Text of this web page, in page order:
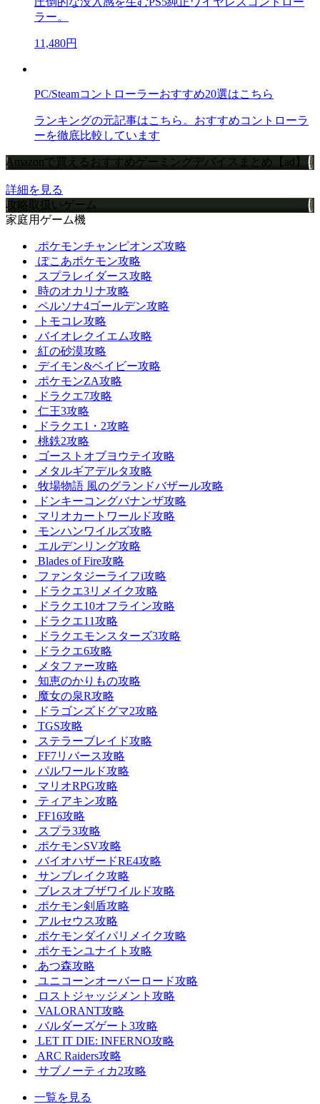
ラー。
11,480円
PC/Steamコントローラーおすすめ20選はこちら
ランキングの元記事はこちら。おすすめコントローラ
ーを徹底比較しています
Amazonで買えるおすすめゲーミングデバイスまとめ【ad】
詳細を見る
攻略取扱いゲーム
家庭用ゲーム機
ポケモンチャンピオンズ攻略
ぽこあポケモン攻略
スプラレイダース攻略
時のオカリナ攻略
ペルソナ4ゴールデン攻略
トモコレ攻略
バイオレクイエム攻略
紅の砂漠攻略
デイモン&ベイビー攻略
ポケモンZA攻略
ドラクエ7攻略
仁王3攻略
ドラクエ1・2攻略
桃鉄2攻略
ゴーストオブヨウテイ攻略
メタルギアデルタ攻略
牧場物語 風のグランドバザール攻略
ドンキーコングバナンザ攻略
マリオカートワールド攻略
モンハンワイルズ攻略
エルデンリング攻略
Blades of Fire攻略
ファンタジーライフi攻略
ドラクエ3リメイク攻略
ドラクエ10オフライン攻略
ドラクエ11攻略
ドラクエモンスターズ3攻略
ドラクエ6攻略
メタファー攻略
知恵のかりもの攻略
魔女の泉R攻略
ドラゴンズドグマ2攻略
TGS攻略
ステラーブレイド攻略
FF7リバース攻略
パルワールド攻略
マリオRPG攻略
ティアキン攻略
FF16攻略
スプラ3攻略
ポケモンSV攻略
バイオハザードRE4攻略
サンブレイク攻略
ブレスオブザワイルド攻略
ポケモン剣盾攻略
アルセウス攻略
ポケモンダイパリメイク攻略
ポケモンユナイト攻略
あつ森攻略
ユニコーンオーバーロード攻略
ロストジャッジメント攻略
VALORANT攻略
バルダーズゲート3攻略
LET IT DIE: INFERNO攻略
ARC Raiders攻略
サブノーティカ2攻略
一覧を見る